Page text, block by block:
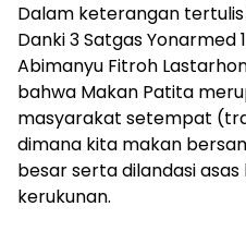
Dalam keterangan
Danki 3 Satgas Yonarmed
Abimanyu Fitroh
bahwa Makan Patita
masyarakat setempat
dimana kita makan
besar serta dilandasi
kerukunan.